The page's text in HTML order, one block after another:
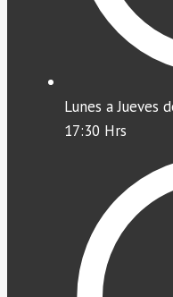
Lunes a Jueves
17:30 Hrs